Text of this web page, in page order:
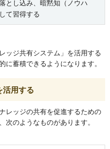
とし込み、暗黙知（ノウハ
て習得する
ッジ共有システム」を活用する
蓄積できるようになります。
活用する
レッジの共有を促進するための
のようなものがあります。